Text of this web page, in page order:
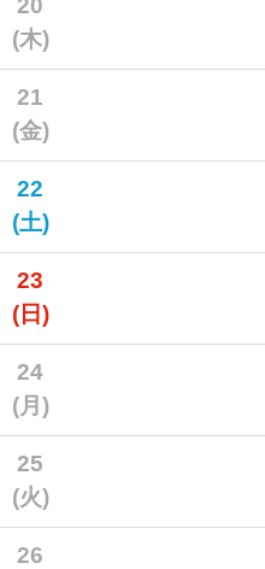
20
(木)
21
(金)
22
(土)
23
(日)
24
(月)
25
(火)
26